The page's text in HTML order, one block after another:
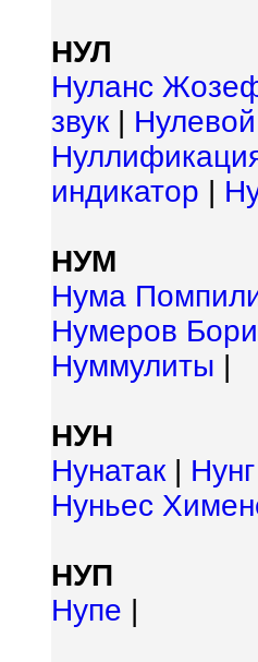
НУЛ
Нуланс
звук |
индикатор |
НУМ
Нума
Нумеров
Нуммулиты |
НУН
Нунатак | Нунг
Нуньес
НУП
Нупе |